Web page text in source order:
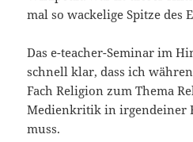
mal so wackelige Spitze des
Das e-teacher-Seminar im
schnell klar, dass ich
Fach Religion zum Thema
Medienkritik in irgendeiner
muss.